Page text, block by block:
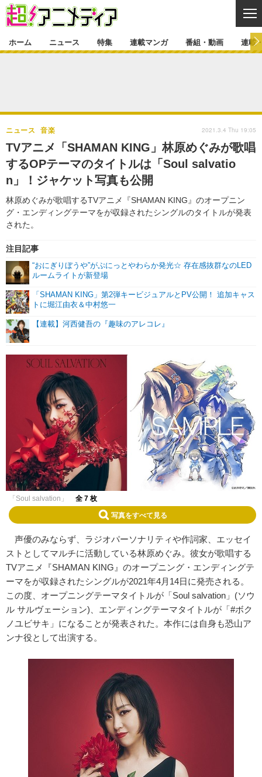
ゲーム・アプリ マンガ
グッズ イベント
声優
舞台 新帝スタ
特集一覧 カバー
ラキりす
連載マンガ
連載マンガ一覧 連載一覧
番組・動画一覧 ラジオ
動画
連載・ブログ
連載・ブログ一覧
編集部ブログ・お知らせ
ホーム ニュース 特集 連載マンガ 番組・動画 連載
TVアニメ「SHAMAN KING」林原めぐみが歌唱
するOPテーマのタイトルは「Soul salvatio
n」！ジャケット写真も公開
林原めぐみが歌唱するTVアニメ『SHAMAN KING』のオープニン
グ・エンディングテーマをが収録されたシングルのタイトルが発表
された。
ニュース 音楽
注目記事
“おにぎりぼうや”がぷにっとやわらか発光☆ 存在感抜群なのLED
ルームライトが新登場
「SHAMAN KING」第2弾キービジュアルとPV公開！ 追加キャス
トに堀江由衣＆中村悠一
【連載】河西健吾の『趣味のアレコレ』
2021.3.4 Thu 19:05
「Soul salvation」 全 7 枚
写真をすべて見る
声優のみならず、ラジオパーソナリティや作詞家、エッセイ
ストとしてマルチに活動している林原めぐみ。彼女が歌唱する
TVアニメ『SHAMAN KING』のオープニング・エンディングテ
ーマをが収録されたシングルが2021年4月14日に発売される。
この度、オープニングテーマタイトルが「Soul salvation」(ソウ
ル サルヴェーション)、エンディングテーマタイトルが「#ボク
ノユビサキ」になることが発表された。本作には自身も恐山ア
ンナ役として出演する。